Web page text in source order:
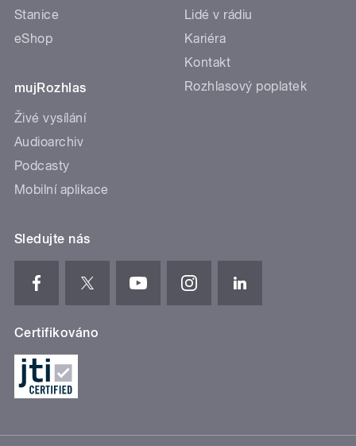
Stanice
eShop
mujRozhlas
Živé vysílání
Audioarchiv
Podcasty
Mobilní aplikace
Lidé v rádiu
Kariéra
Kontakt
Rozhlasový poplatek
Sledujte nás
Certifikováno